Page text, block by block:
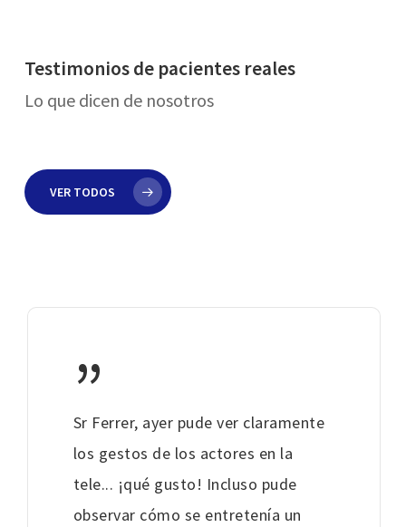
Testimonios de pacientes reales
Lo que dicen de nosotros
VER TODOS
”
Sr Ferrer, ayer pude ver claramente
los gestos de los actores en la
tele... ¡qué gusto! Incluso pude
observar cómo se entretenía un